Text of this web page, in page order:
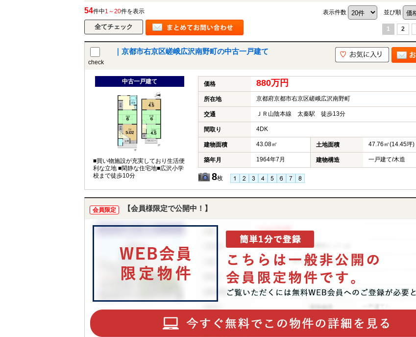
54件中1～20件を表示 表示件数 並び順
1 2
check
｜京都市右京区嵯峨広沢南野町の中古一戸建て
中古一戸建て
■買い物施設が充実しており生活便
利な立地 ■閑静な住宅地■広沢小学
校まで徒歩10分
価格 880万円
所在地 京都府京都市右京区嵯峨広沢南野町
交通 ＪＲ山陰本線 太秦駅 徒歩13分
間取り 4DK
建物面積 43.08㎡ 土地面積 47.76㎡(14.45坪)
築年月 1964年7月 建物構造 一戸建て/木造
8枚
会員限定 【会員様限定で公開中！】